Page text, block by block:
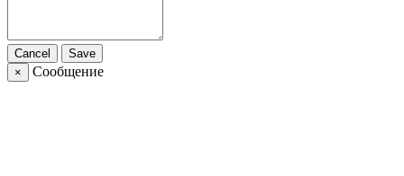
Cancel
Save
×
Сообщение